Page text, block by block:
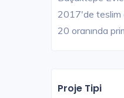
2017'de teslim
20 oranında
Proje Tipi